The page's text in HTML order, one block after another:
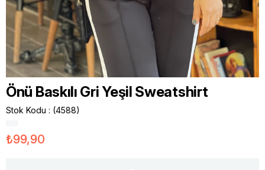
Önü Baskılı Gri Yeşil Sweatshirt
Stok Kodu (4588)
₺99,90